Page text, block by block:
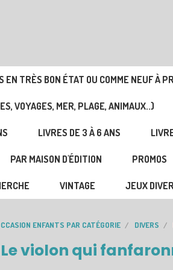
EN TRÈS BON ÉTAT OU COMME NEUF À
VOYAGES, MER, PLAGE, ANIMAUX..)
LIVRES DE 3 À 6 ANS
PAR MAISON D'ÉDITION PROMOS
VINTAGE JEUX
ENFANTS PAR CATÉGORIE DIVERS
Le violon qui